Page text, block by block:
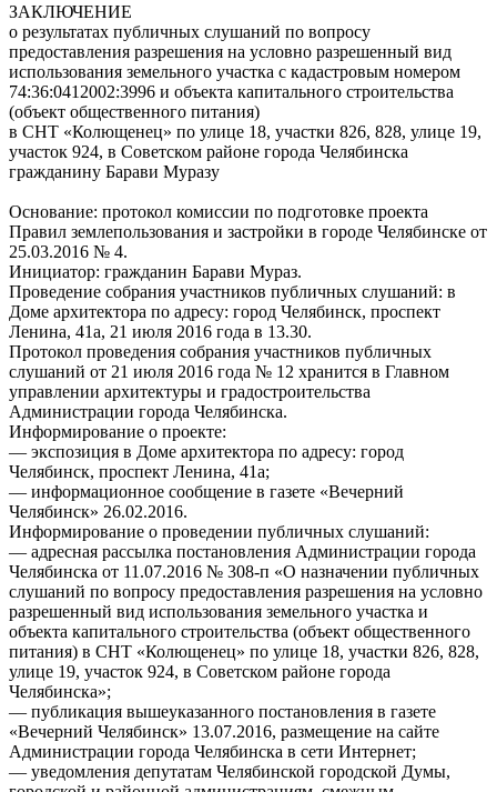
ЗАКЛЮЧЕНИЕ
о результатах публичных слушаний по вопросу
предоставления разрешения на условно разрешенный вид
использования земельного участка с кадастровым номером
74:36:0412002:3996 и объекта капитального строительства
(объект общественного питания)
в СНТ «Колющенец» по улице 18, участки 826, 828, улице 19,
участок 924, в Советском районе города Челябинска
гражданину Барави Муразу
Основание: протокол комиссии по подготовке проекта
Правил землепользования и застройки в городе Челябинске от
25.03.2016 № 4.
Инициатор: гражданин Барави Мураз.
Проведение собрания участников публичных слушаний: в
Доме архитектора по адресу: город Челябинск, проспект
Ленина, 41а, 21 июля 2016 года в 13.30.
Протокол проведения собрания участников публичных
слушаний от 21 июля 2016 года № 12 хранится в Главном
управлении архитектуры и градостроительства
Администрации города Челябинска.
Информирование о проекте:
— экспозиция в Доме архитектора по адресу: город
Челябинск, проспект Ленина, 41а;
— информационное сообщение в газете «Вечерний
Челябинск» 26.02.2016.
Информирование о проведении публичных слушаний:
— адресная рассылка постановления Администрации города
Челябинска от 11.07.2016 № 308-п «О назначении публичных
слушаний по вопросу предоставления разрешения на условно
разрешенный вид использования земельного участка и
объекта капитального строительства (объект общественного
питания) в СНТ «Колющенец» по улице 18, участки 826, 828,
улице 19, участок 924, в Советском районе города
Челябинска»;
— публикация вышеуказанного постановления в газете
«Вечерний Челябинск» 13.07.2016, размещение на сайте
Администрации города Челябинска в сети Интернет;
— уведомления депутатам Челябинской городской Думы,